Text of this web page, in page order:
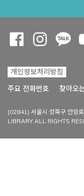
개인정보처리방침
주요 전화번호
찾아오
(02841) 서울시 성북구 안암
LIBRARY ALL RIGHTS
Opens a new
Opens a